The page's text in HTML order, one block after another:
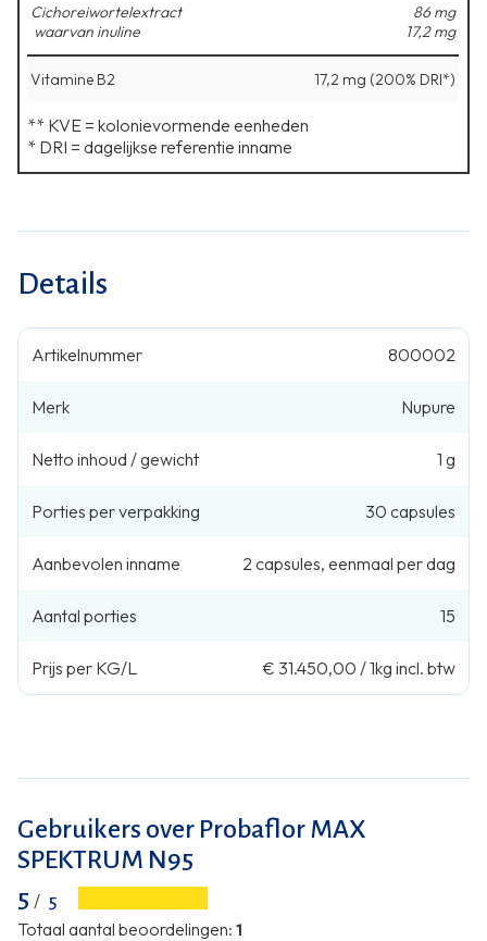
Details
Artikelnummer 800002
Merk Nupure
Netto inhoud / gewicht 1 g
Porties per verpakking 30 capsules
Aanbevolen inname 2 capsules, eenmaal per dag
Aantal porties 15
Prijs per KG/L € 31.450,00 /1kg incl. btw
Cichoreiwortelextract
⁠ waarvan inuline
86 mg
⁠17,2 mg
Vitamine B2 17,2 mg (200% DRI*)
** KVE = kolonievormende eenheden
* DRI = dagelijkse referentie inname
Gebruikers over Probaflor MAX
SPEKTRUM N95
5 / 5
Totaal aantal beoordelingen: 1